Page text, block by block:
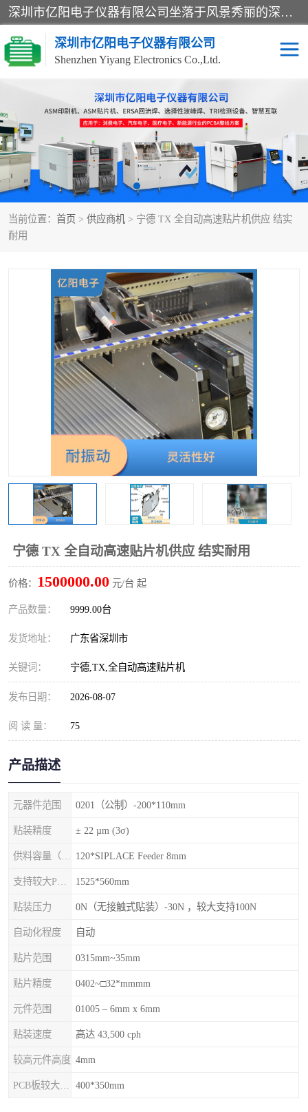
深圳市亿阳电子仪器有限公司坐落于风景秀丽的深圳市光明区，集SMT设备销售务为一体，努力为客户提供电子装配解决方案。与行业**SMT设备厂商：ASM（印刷机，锡膏检查机，贴片机），德国ERSA（爱莎）建立了稳固的代理合作关系，销售的设备一直保持**电子装配行业未来发展方向，能够满足客户各种繁杂产品的生产应用。
深圳市亿阳电子仪器有限公司
Shenzhen Yiyang Electronics Co.,Ltd.
当前位置： 首页 > 供应商机 > 宁德 TX 全自动高速贴片机供应 结实
耐用
宁德 TX 全自动高速贴片机供应 结实耐用
价格： 1500000.00 元/台 起
产品数量： 9999.00台
发货地址： 广东省深圳市
关键词： 宁德,TX,全自动高速贴片机
发布日期： 2026-08-07
阅 读 量： 75
产品描述
元器件范围 0201（公制）-200*110mm
贴装精度 ± 22 µm (3σ)
120*SIPLACE Feeder 8mm
1525*560mm
贴装压力 0N（无接触式贴装）-30N ，较大支持100N
自动化程度 自动
贴片范围 0315mm~35mm
贴片精度 0402~□32*mmmm
元件范围 01005 – 6mm x 6mm
贴装速度 高达 43,500 cph
较高元件高度 4mm
400*350mm
SX全自动高速贴片机 E系列中速贴片机
NeoHorizon全自动锡膏印
刷机
选择性波峰焊
VERSAFLOW-335
回流焊HOTFLOW 3/20e 波峰焊
BGA返修台HR600/2 自动光学检测TR7700QE
TR5001
自动光学检测TR7710 XS全自动高速贴片机
TX 全自动高速贴片机